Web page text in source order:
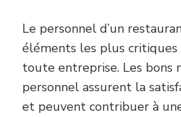
Le personnel d’un
éléments les plus critiques
toute entreprise. Les bons
personnel assurent la
et peuvent contribuer à